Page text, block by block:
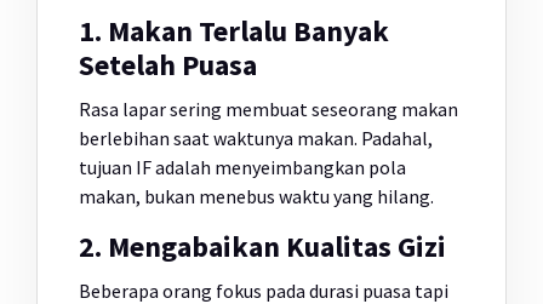
1. Makan Terlalu Banyak
Setelah Puasa
Rasa lapar sering membuat seseorang makan
berlebihan saat waktunya makan. Padahal,
tujuan IF adalah menyeimbangkan pola
makan, bukan menebus waktu yang hilang.
2. Mengabaikan Kualitas Gizi
Beberapa orang fokus pada durasi puasa tapi